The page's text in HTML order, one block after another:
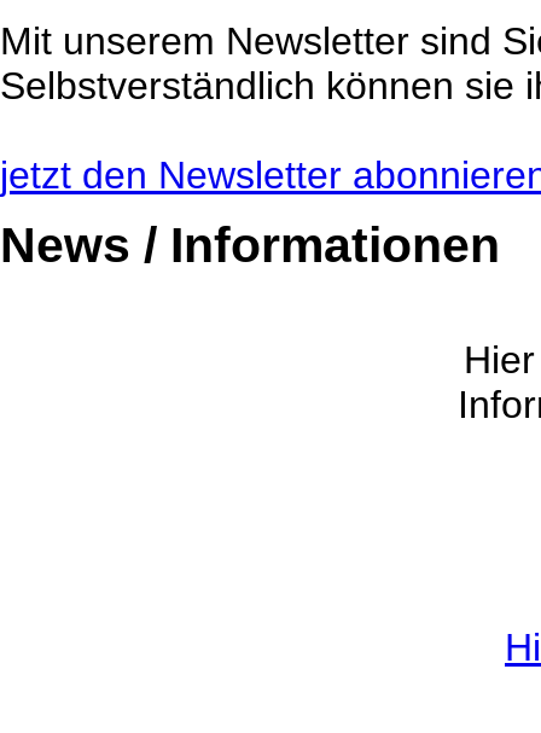
Mit unserem Newsletter sind
Selbstverständlich können sie
jetzt den Newsletter
News / Informationen